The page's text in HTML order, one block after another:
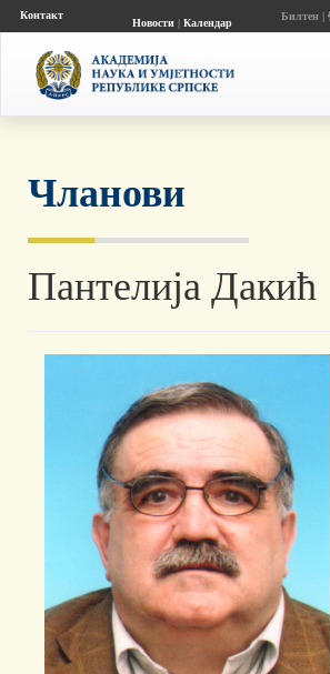
Контакт
Новости| Календар
Билтен |
Чланови
Пантелија Дакић